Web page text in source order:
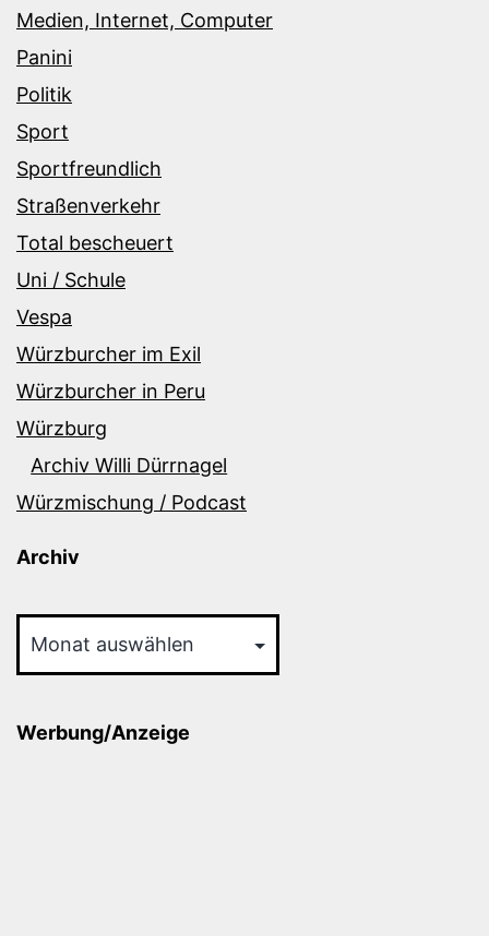
Medien, Internet, Computer
Panini
Politik
Sport
Sportfreundlich
Straßenverkehr
Total bescheuert
Uni / Schule
Vespa
Würzburcher im Exil
Würzburcher in Peru
Würzburg
Archiv Willi Dürrnagel
Würzmischung / Podcast
Archiv
Werbung/Anzeige